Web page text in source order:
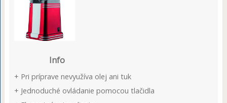
Info
+ Pri príprave nevyužíva olej ani tuk
+ Jednoduché ovládanie pomocou tlačidla